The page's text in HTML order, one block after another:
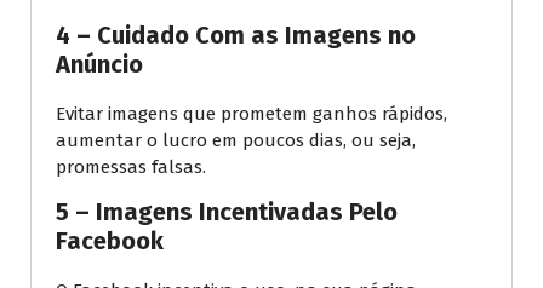
4 – Cuidado Com as Imagens no
Anúncio
Evitar imagens que prometem ganhos rápidos,
aumentar o lucro em poucos dias, ou seja,
promessas falsas.
5 – Imagens Incentivadas Pelo
Facebook